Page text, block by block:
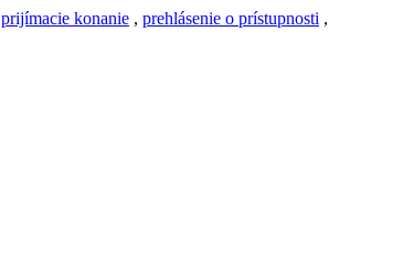
prijímacie konanie , prehlásenie o prístupnosti ,